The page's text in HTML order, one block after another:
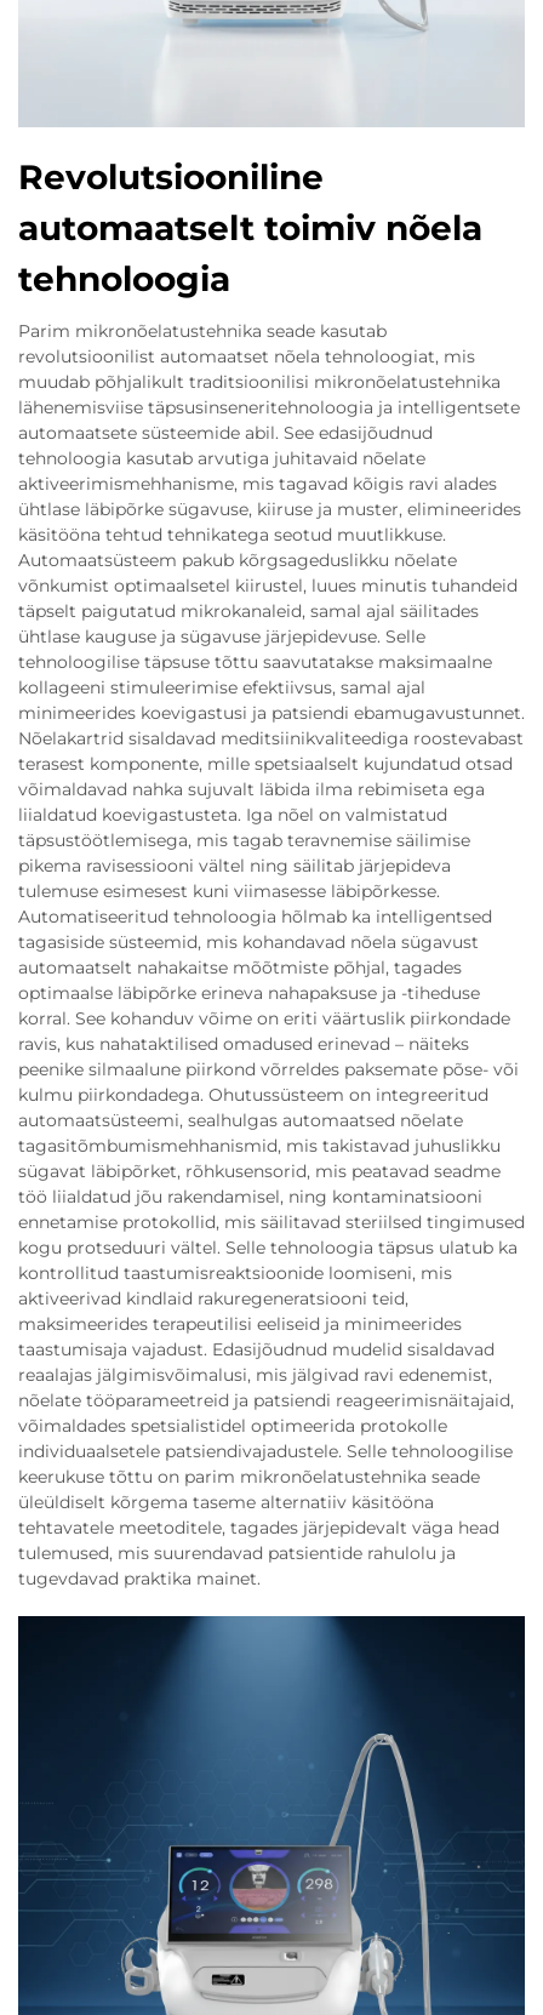
Revolutsiooniline
automaatselt toimiv nõela
tehnoloogia
Parim mikronõelatustehnika seade kasutab
revolutsioonilist automaatset nõela tehnoloogiat, mis
muudab põhjalikult traditsioonilisi mikronõelatustehnika
lähenemisviise täpsusinseneritehnoloogia ja intelligentsete
automaatsete süsteemide abil. See edasijõudnud
tehnoloogia kasutab arvutiga juhitavaid nõelate
aktiveerimismehhanisme, mis tagavad kõigis ravi alades
ühtlase läbipõrke sügavuse, kiiruse ja muster, elimineerides
käsitööna tehtud tehnikatega seotud muutlikkuse.
Automaatsüsteem pakub kõrgsageduslikku nõelate
võnkumist optimaalsetel kiirustel, luues minutis tuhandeid
täpselt paigutatud mikrokanaleid, samal ajal säilitades
ühtlase kauguse ja sügavuse järjepidevuse. Selle
tehnoloogilise täpsuse tõttu saavutatakse maksimaalne
kollageeni stimuleerimise efektiivsus, samal ajal
minimeerides koevigastusi ja patsiendi ebamugavustunnet.
Nõelakartrid sisaldavad meditsiinikvaliteediga roostevabast
terasest komponente, mille spetsiaalselt kujundatud otsad
võimaldavad nahka sujuvalt läbida ilma rebimiseta ega
liialdatud koevigastusteta. Iga nõel on valmistatud
täpsustöötlemisega, mis tagab teravnemise säilimise
pikema ravisessiooni vältel ning säilitab järjepideva
tulemuse esimesest kuni viimasesse läbipõrkesse.
Automatiseeritud tehnoloogia hõlmab ka intelligentsed
tagasiside süsteemid, mis kohandavad nõela sügavust
automaatselt nahakaitse mõõtmiste põhjal, tagades
optimaalse läbipõrke erineva nahapaksuse ja -tiheduse
korral. See kohanduv võime on eriti väärtuslik piirkondade
ravis, kus nahataktilised omadused erinevad – näiteks
peenike silmaalune piirkond võrreldes paksemate põse- või
kulmu piirkondadega. Ohutussüsteem on integreeritud
automaatsüsteemi, sealhulgas automaatsed nõelate
tagasitõmbumismehhanismid, mis takistavad juhuslikku
sügavat läbipõrket, rõhkusensorid, mis peatavad seadme
töö liialdatud jõu rakendamisel, ning kontaminatsiooni
ennetamise protokollid, mis säilitavad steriilsed tingimused
kogu protseduuri vältel. Selle tehnoloogia täpsus ulatub ka
kontrollitud taastumisreaktsioonide loomiseni, mis
aktiveerivad kindlaid rakuregeneratsiooni teid,
maksimeerides terapeutilisi eeliseid ja minimeerides
taastumisaja vajadust. Edasijõudnud mudelid sisaldavad
reaalajas jälgimisvõimalusi, mis jälgivad ravi edenemist,
nõelate tööparameetreid ja patsiendi reageerimisnäitajaid,
võimaldades spetsialistidel optimeerida protokolle
individuaalsetele patsiendivajadustele. Selle tehnoloogilise
keerukuse tõttu on parim mikronõelatustehnika seade
üleüldiselt kõrgema taseme alternatiiv käsitööna
tehtavatele meetoditele, tagades järjepidevalt väga head
tulemused, mis suurendavad patsientide rahulolu ja
tugevdavad praktika mainet.